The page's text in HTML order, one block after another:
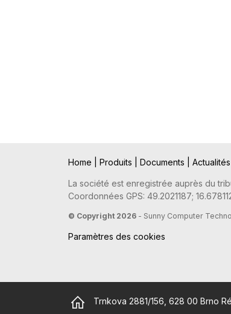
Home Produits Documents Actualités
La société est enregistrée auprès du
Coordonnées GPS: 49.2021187;
© Copyright 2026- Sunny Computer
Paramètres des cookies
Trnkova 2881/156, 628 00 Brno